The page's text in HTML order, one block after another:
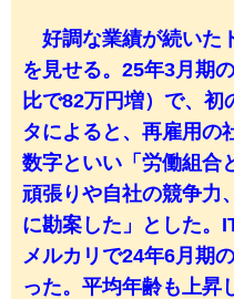
好調な業績が続いた
を見せる。25年3月期
比で82万円増）で、初
タによると、再雇用の
数字といい「労働組合
頑張りや自社の競争力
に勘案した」とした。
メルカリで24年6月期
った。平均年齢も上昇